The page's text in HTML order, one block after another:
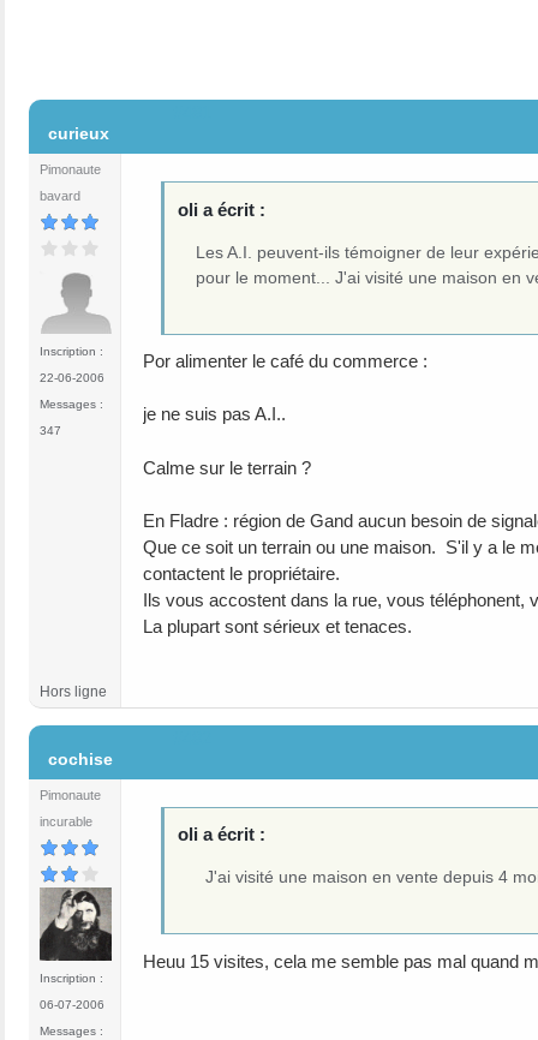
curieux
Pimonaute
bavard
Inscription :
22-06-2006
Messages :
347
oli a écrit :
Les A.I. peuvent-ils témoigner de leur
pour le moment... J'ai visité une maison en
Por alimenter le café du commerce :
je ne suis pas A.I..
Calme sur le terrain ?
En Fladre : région de Gand aucun besoin de
Que ce soit un terrain ou une maison. S'il y a le
contactent le propriétaire.
Ils vous accostent dans la rue, vous téléphonent,
La plupart sont sérieux et tenaces.
Hors ligne
cochise
Pimonaute
incurable
Inscription :
06-07-2006
Messages :
oli a écrit :
J'ai visité une maison en vente depuis 4
Heuu 15 visites, cela me semble pas mal quand